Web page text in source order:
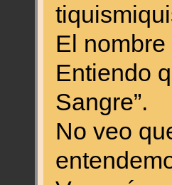
El nombre
Entiendo
Sangre”.
No veo